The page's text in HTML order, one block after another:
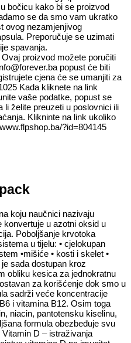
bočicu kako bi se proizvod
se da smo vam ukratko
ovog nezamjenjivog
Preporučuje se uzimati
spavanja.
Ovaj proizvod možete poručiti
popust će biti
cjena će se umanjiti za
Kada kliknete na link
vaše podatke, popust se
li želite preuzeti u poslovnici ili
Klikninte na link ukoliko
?id=804145
koju naučnici nazivaju
konvertuje u azotni oksid u
Poboljšanje krvotoka
u tijelu: • cjelokupan
•mišiće • kosti i skelet •
sada dostupan kroz
obliku kesica za jednokratnu
za korišćenje dok smo u
sadrži veće koncentracije
i vitamina B12. Osim toga
niacin, pantotensku kiselinu,
formula obezbeđuje svu
D – istraživanja